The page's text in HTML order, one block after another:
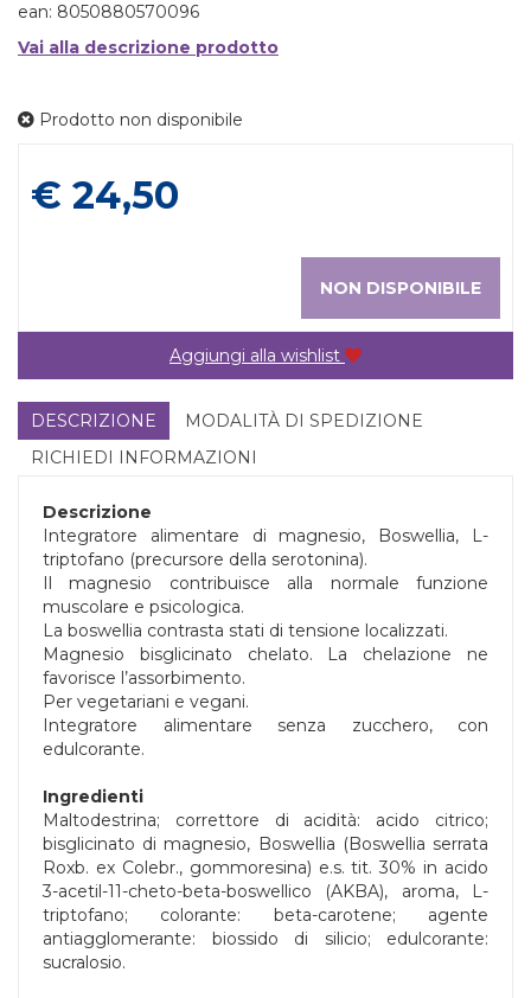
ean: 8050880570096
Vai alla descrizione prodotto
Prodotto non disponibile
Prezzo
€ 24,50
NON DISPONIBILE
Aggiungi alla wishlist
DESCRIZIONE
MODALITÀ DI SPEDIZIONE
RICHIEDI INFORMAZIONI
Descrizione
Integratore alimentare di magnesio, Boswellia, L-
triptofano (precursore della serotonina).
Il magnesio contribuisce alla normale funzione
muscolare e psicologica.
La boswellia contrasta stati di tensione localizzati.
Magnesio bisglicinato chelato. La chelazione ne
favorisce l’assorbimento.
Per vegetariani e vegani.
Integratore alimentare senza zucchero, con
edulcorante.
Ingredienti
Maltodestrina; correttore di acidità: acido citrico;
bisglicinato di magnesio, Boswellia (Boswellia serrata
Roxb. ex Colebr., gommoresina) e.s. tit. 30% in acido
3-acetil-11-cheto-beta-boswellico (AKBA), aroma, L-
triptofano; colorante: beta-carotene; agente
antiagglomerante: biossido di silicio; edulcorante:
sucralosio.